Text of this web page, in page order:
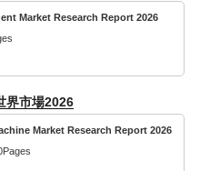
Market Research Report 2026
界市場2026
Market Research Report 2026